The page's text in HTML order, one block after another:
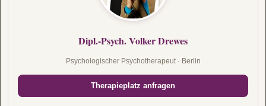
Dipl.-Psych. Volker Drewes
Psychologischer Psychotherapeut · Berlin
Therapieplatz anfragen